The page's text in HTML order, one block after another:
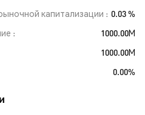
капитализации
0.03 %
1000.00M
1000.00M
0.00%